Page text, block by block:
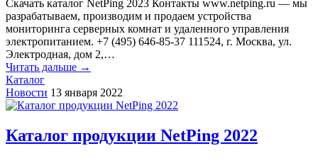
Скачать каталог NetPing 2023 Контакты www.netping.ru — мы
разрабатываем, производим и продаем устройства
мониторинга серверных комнат и удаленного управления
электропитанием. +7 (495) 646-85-37 111524, г. Москва, ул.
Электродная, дом 2,…
Читать дальше →
Каталог
Новости 13 января 2022
Каталог продукции NetPing 2022